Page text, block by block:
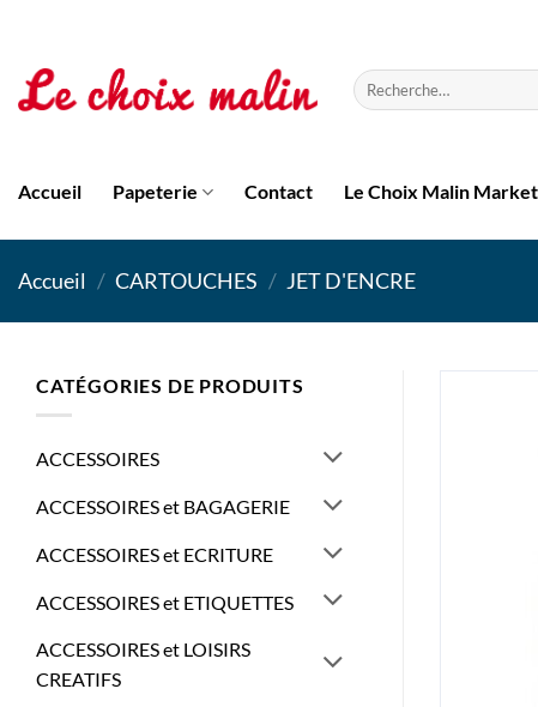
contenu
Recherche
pour :
Accueil Papeterie Contact Le Choix Malin Market
Accueil / CARTOUCHES / JET D'ENCRE
CATÉGORIES DE PRODUITS
ACCESSOIRES
ACCESSOIRES et BAGAGERIE
ACCESSOIRES et ECRITURE
ACCESSOIRES et ETIQUETTES
ACCESSOIRES et LOISIRS
CREATIFS